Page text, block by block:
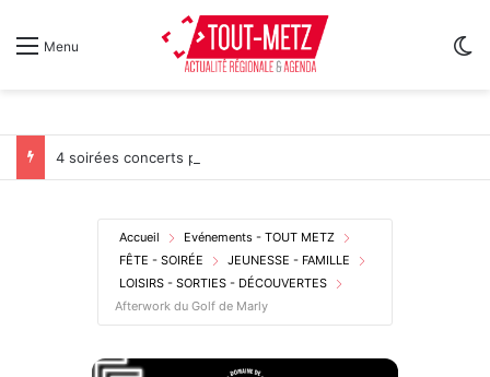
Menu
Accueil
Evénements - TOUT METZ
FÊTE - SOIRÉE
JEUNESSE - FAMILLE
LOISIRS - SORTIES - DÉCOUVERTES
Afterwork du Golf de Marly